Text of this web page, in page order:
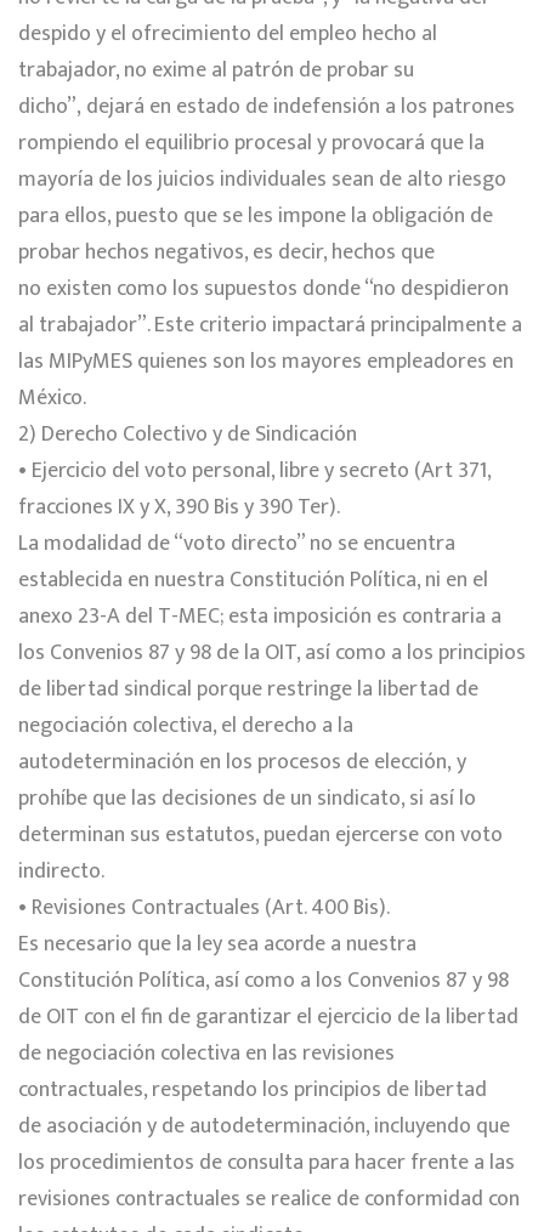
despido y el ofrecimiento del empleo hecho al
trabajador, no exime al patrón de probar su
dicho”, dejará en estado de indefensión a los patrones
rompiendo el equilibrio procesal y provocará que la
mayoría de los juicios individuales sean de alto riesgo
para ellos, puesto que se les impone la obligación de
probar hechos negativos, es decir, hechos que
no existen como los supuestos donde “no despidieron
al trabajador”. Este criterio impactará principalmente a
las MIPyMES quienes son los mayores empleadores en
México.
2) Derecho Colectivo y de Sindicación
• Ejercicio del voto personal, libre y secreto (Art 371,
fracciones IX y X, 390 Bis y 390 Ter).
La modalidad de “voto directo” no se encuentra
establecida en nuestra Constitución Política, ni en el
anexo 23-A del T-MEC; esta imposición es contraria a
los Convenios 87 y 98 de la OIT, así como a los principios
de libertad sindical porque restringe la libertad de
negociación colectiva, el derecho a la
autodeterminación en los procesos de elección, y
prohíbe que las decisiones de un sindicato, si así lo
determinan sus estatutos, puedan ejercerse con voto
indirecto.
• Revisiones Contractuales (Art. 400 Bis).
Es necesario que la ley sea acorde a nuestra
Constitución Política, así como a los Convenios 87 y 98
de OIT con el fin de garantizar el ejercicio de la libertad
de negociación colectiva en las revisiones
contractuales, respetando los principios de libertad
de asociación y de autodeterminación, incluyendo que
los procedimientos de consulta para hacer frente a las
revisiones contractuales se realice de conformidad con